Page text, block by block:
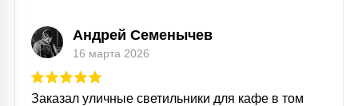
Андрей Семенычев
16 марта 2026
Заказал уличные светильники для кафе в том